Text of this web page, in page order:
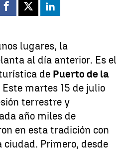
Facebook
X Linkedin
lugares, la
al día anterior. Es el
de Puerto de la
Este martes 15 de julio
terrestre y
año miles de
en esta tradición con
Primero, desde